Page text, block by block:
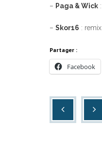
– Paga & Wick
– Skor16 :
Partager :
Facebook